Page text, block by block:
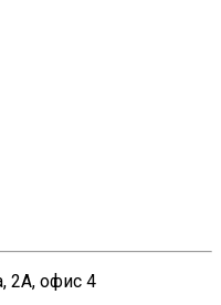
2А, офис 4